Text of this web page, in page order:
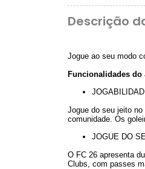
Descrição
Jogue ao seu modo
Funcionalidades do
Jogue do seu jeito
comunidade. Os
JOGUE DO
O FC 26 apresenta
Clubs, com passes